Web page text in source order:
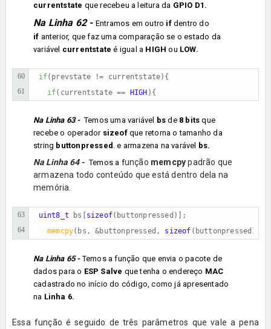
currentstate que recebeu a leitura da GPIO D1.
Na Linha 62 - Entramos em outro if dentro do
if anterior, que faz uma comparação se o estado da
variável currentstate é igual a HIGH ou LOW.
60
61
if(prevstate !=
if(currentstate == HIGH ){
Na Linha 63 - Temos uma variável bsde8 bits que
recebe o operador sizeofque retorna o tamanho da
string buttonpressed . e armazena na varável bs.
Na Linha 64 - Temos a função memcpypadrão que
armazena todo conteúdo que está dentro dela na
memória.
63
64
uint8_t bs[ sizeof
memcpy(bs, &buttonpressed, sizeof (buttonpressed));
Na Linha 65 -Temos a função que envia o pacote de
dados para o ESP Salve que tenha o endereço MAC
cadastrado no início do código, como já apresentado
na Linha 6.
Essa função é seguido de três parâmetros que vale a pena